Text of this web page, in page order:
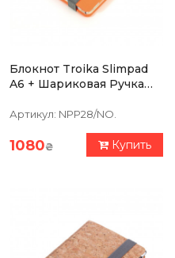
Блокнот Troika Slimpad
A6 + Шариковая Ручка
Артикул: NPP28/NO.
1080₴ Купить